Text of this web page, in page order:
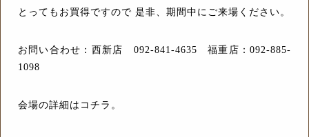
とってもお買得ですので 是非、期間中にご来場ください。
お問い合わせ：西新店 092-841-4635 福重店：092-885-
1098
会場の詳細はコチラ。